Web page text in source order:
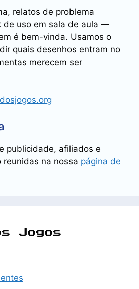
relatos de problema
de uso em sala de aula —
é bem-vinda. Usamos o
quais desenhos entram no
merecem ser
publicidade, afiliados e
na nossa página de
Jogos